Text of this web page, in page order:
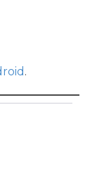
.